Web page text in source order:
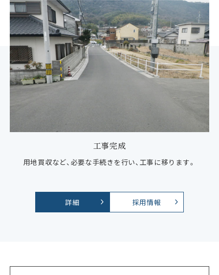
工事完成
用地買収など、必要な手続きを行い、工事に移ります。
詳細 採用情報